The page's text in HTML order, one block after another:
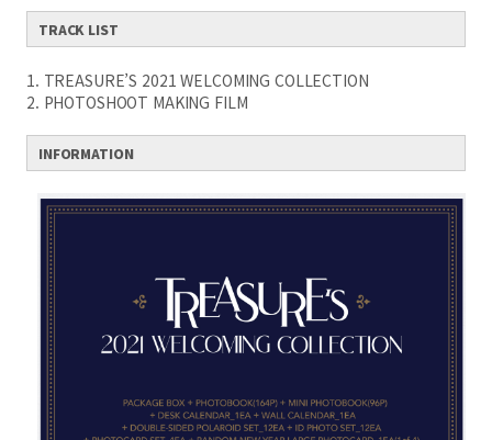
TRACK LIST
1. TREASURE’S 2021 WELCOMING COLLECTION
2. PHOTOSHOOT MAKING FILM
INFORMATION